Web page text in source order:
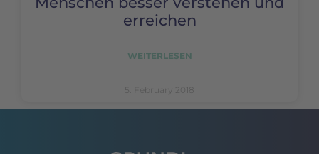
erreichen
WEITERLESEN
5. February 2018